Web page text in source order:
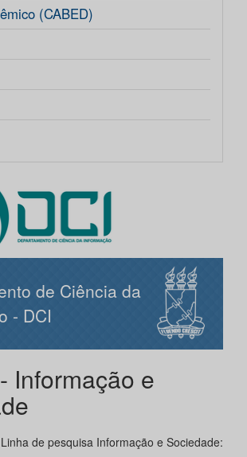
(CABED)
de Ciência da
- DCI
Informação e
de pesquisa Informação e Sociedade: